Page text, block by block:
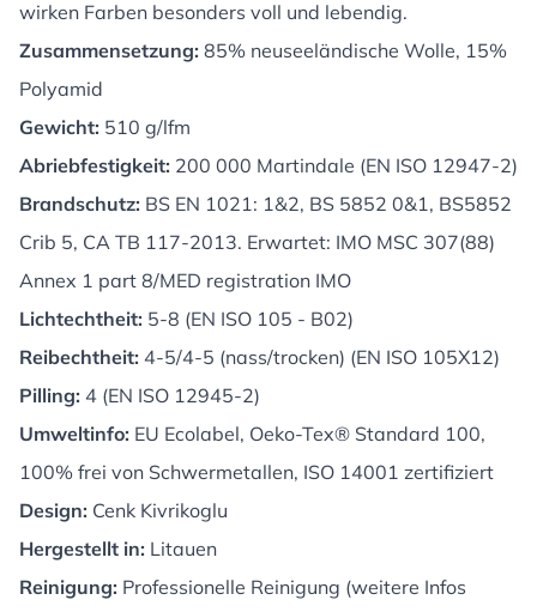
wirken Farben besonders voll und lebendig.
Zusammensetzung: 85% neuseeländische Wolle, 15%
Polyamid
Gewicht: 510 g/lfm
Abriebfestigkeit: 200 000 Martindale (EN ISO 12947-2)
Brandschutz: BS EN 1021: 1&2, BS 5852 0&1, BS5852
Crib 5, CA TB 117-2013. Erwartet: IMO MSC 307(88)
Annex 1 part 8/MED registration IMO
Lichtechtheit: 5-8 (EN ISO 105 - B02)
Reibechtheit: 4-5/4-5 (nass/trocken) (EN ISO 105X12)
Pilling: 4 (EN ISO 12945-2)
Umweltinfo: EU Ecolabel, Oeko-Tex® Standard 100,
100% frei von Schwermetallen, ISO 14001 zertifiziert
Design: Cenk Kivrikoglu
Hergestellt in: Litauen
Reinigung: Professionelle Reinigung (weitere Infos